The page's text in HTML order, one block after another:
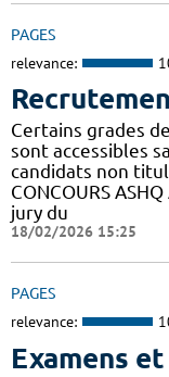
PAGES
relevance:
Certains grades
sont accessibles
candidats non
CONCOURS
jury du
18/02/2026 15:25
PAGES
relevance:
Examens